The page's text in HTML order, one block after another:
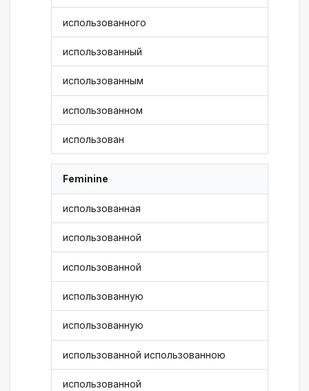
использованного
использованный
использованным
использованном
использован
Feminine
использованная
использованной
использованной
использованную
использованную
использованной использованною
использованной